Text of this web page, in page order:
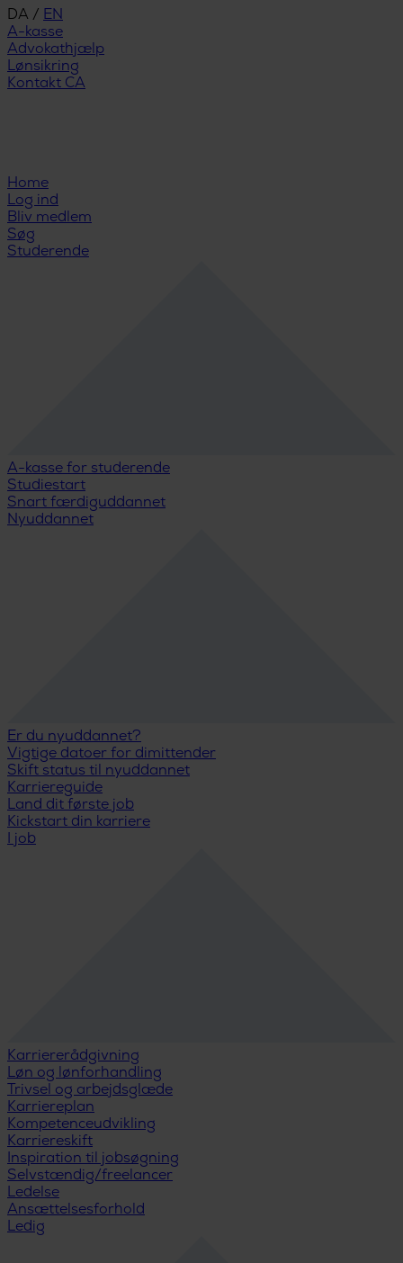
DA / EN
A-kasse
Advokathjælp
Lønsikring
Kontakt CA
Home
Log ind
Bliv medlem
Søg
Studerende
A-kasse for studerende
Studiestart
Snart færdiguddannet
Nyuddannet
Er du nyuddannet?
Vigtige datoer for dimittender
Skift status til nyuddannet
Karriereguide
Land dit første job
Kickstart din karriere
I job
Karriererådgivning
Løn og lønforhandling
Trivsel og arbejdsglæde
Karriereplan
Kompetenceudvikling
Karriereskift
Inspiration til jobsøgning
Selvstændig/freelancer
Ledelse
Ansættelsesforhold
Ledig